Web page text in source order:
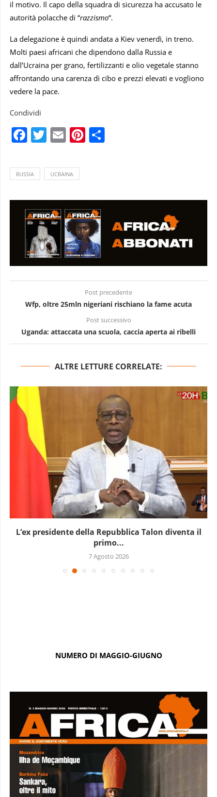
il motivo. Il capo della squadra di sicurezza ha accusato le
autorità polacche di “razzismo“.
La delegazione è quindi andata a Kiev venerdì, in treno.
Molti paesi africani che dipendono dalla Russia e
dall’Ucraina per grano, fertilizzanti e olio vegetale stanno
affrontando una carenza di cibo e prezzi elevati e vogliono
vedere la pace.
Condividi
Facebook
Twitter
EmailPinterest
RUSSIA UCRAINA
Post precedente
Wfp, oltre 25mln nigeriani rischiano la fame acuta
Post successivo
Uganda: attaccata una scuola, caccia aperta ai ribelli
ALTRE LETTURE CORRELATE:
L’ex presidente della Repubblica Talon diventa il
primo...
7 Agosto 2026
NUMERO DI MAGGIO-GIUGNO